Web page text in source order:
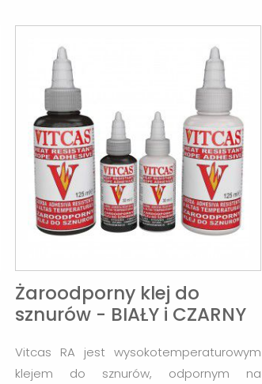
Żaroodporny klej do
sznurów - BIAŁY i CZARNY
Vitcas RA jest wysokotemperaturowym
klejem do sznurów, odpornym na